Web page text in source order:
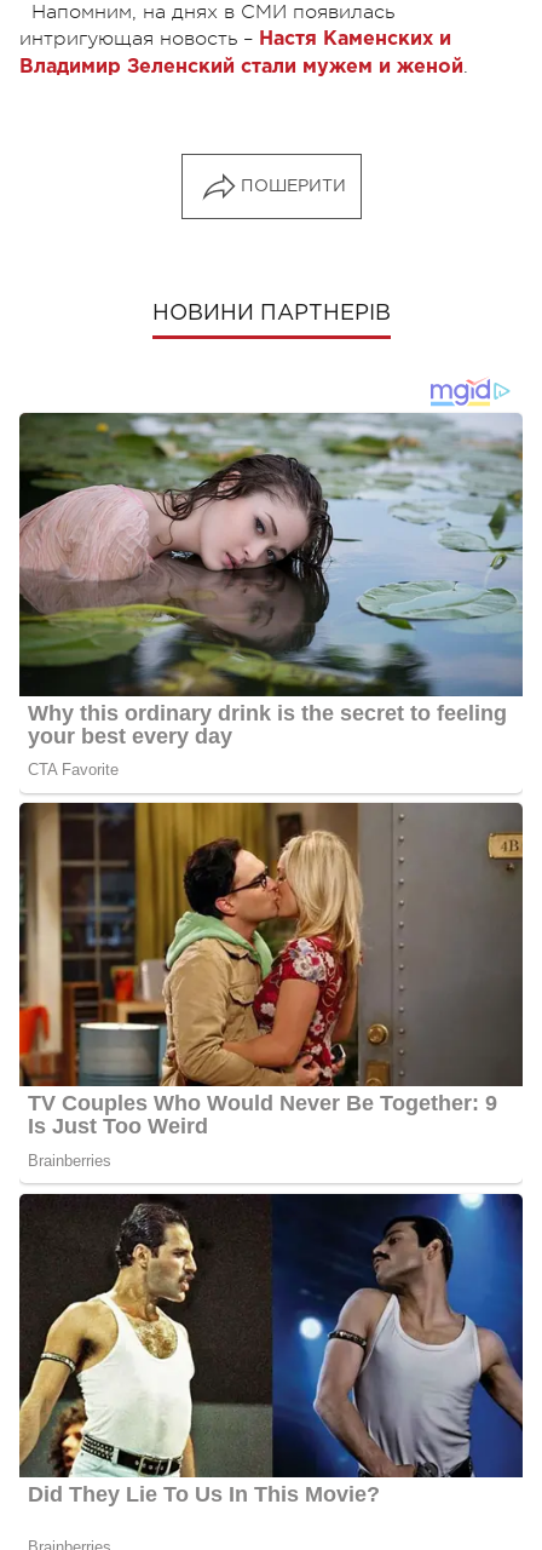
Напомним, на днях в СМИ появилась
интригующая новость – Настя Каменских и
Владимир Зеленский стали мужем и женой.
ПОШЕРИТИ
НОВИНИ ПАРТНЕРІВ